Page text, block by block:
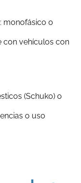
monofásico o
con vehículos con
(Schuko) o
o uso